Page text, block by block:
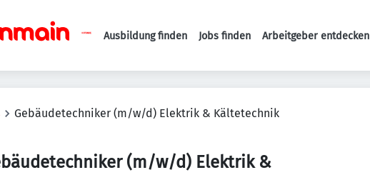
Haupt-Navigation
Ausbildung finden Jobs finden Arbeitgeber entdecken
Gebäudetechniker (m/w/d) Elektrik & Kältetechnik
(m/w/d) Elektrik &